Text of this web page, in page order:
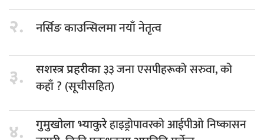
२. नर्सिङ काउन्सिलमानयाँ नेतृत्व
३. सशस्त्र प्रहरीका३३ जना एसपीहरूको सरुवा, को
कहाँ ? (सूचीसहित)
४. गुमुखोला भ्याकुरेहाइड्रोपावरको आईपीओ निष्कासन